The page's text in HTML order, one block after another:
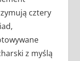
cztery
z myślą